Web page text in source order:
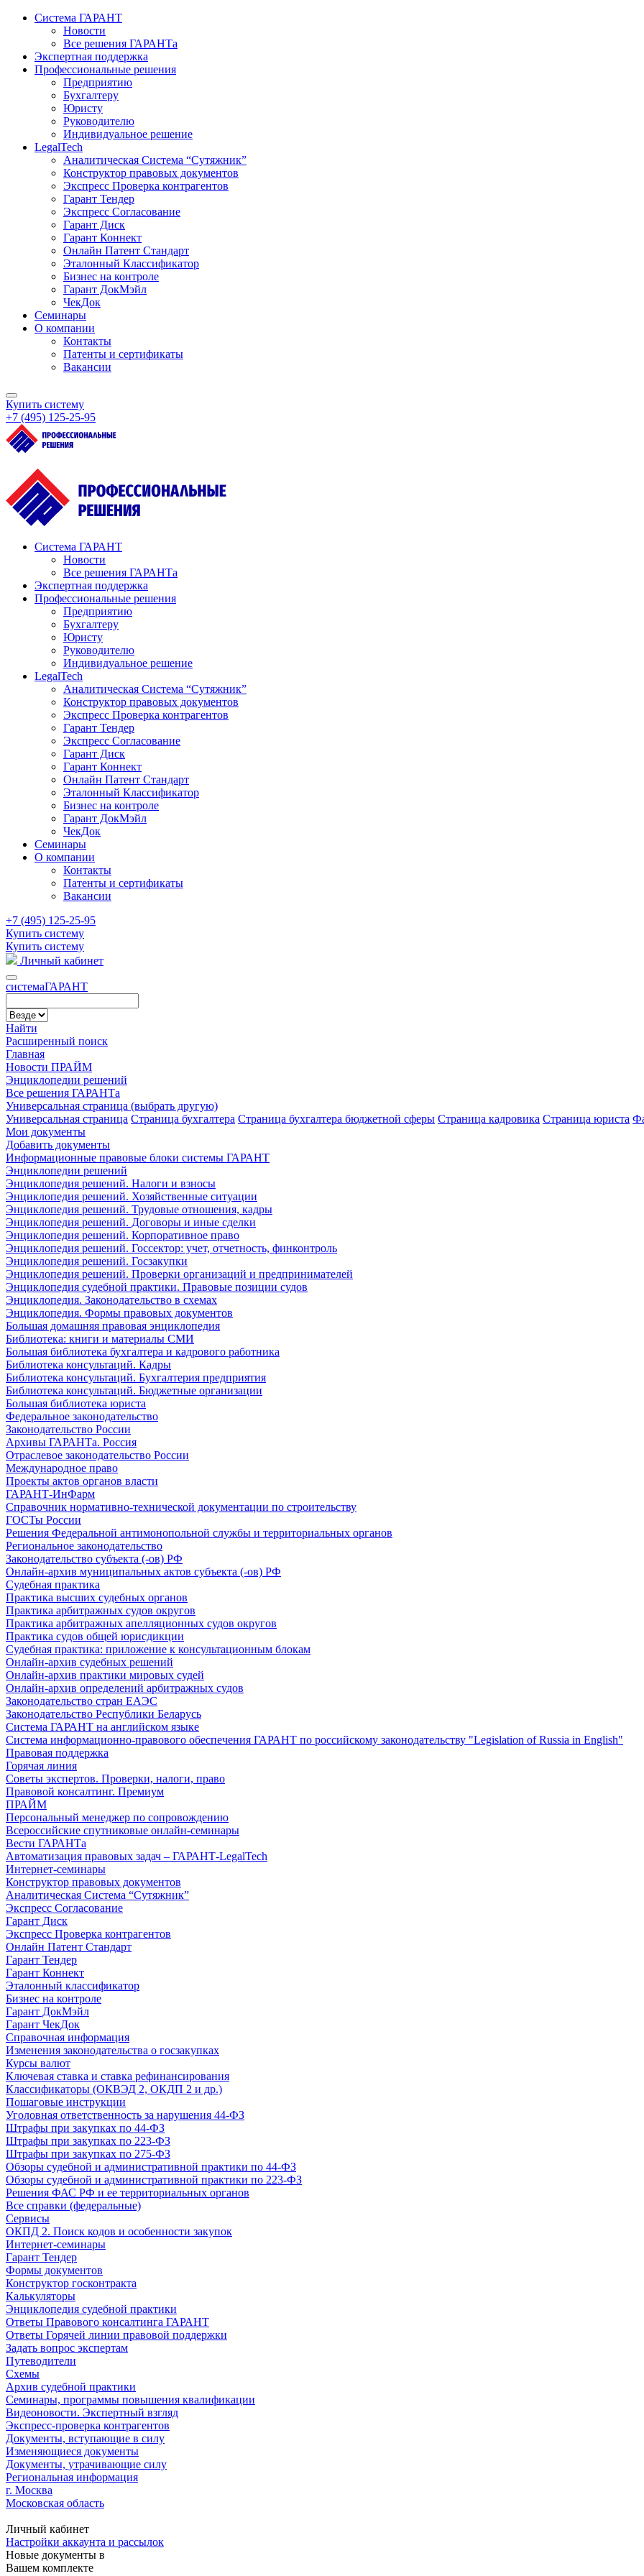
Система ГАРАНТ
Новости
Все решения ГАРАНТа
Экспертная поддержка
Профессиональные решения
Предприятию
Бухгалтеру
Юристу
Руководителю
Индивидуальное решение
LegalTech
Аналитическая Система “Сутяжник”
Конструктор правовых документов
Экспресс Проверка контрагентов
Гарант Тендер
Экспресс Согласование
Гарант Диск
Гарант Коннект
Онлайн Патент Стандарт
Эталонный Классификатор
Бизнес на контроле
Гарант ДокМэйл
ЧекДок
Семинары
О компании
Контакты
Патенты и сертификаты
Вакансии
Купить систему
+7 (495) 125‑25‑95
Система ГАРАНТ
Новости
Все решения ГАРАНТа
Экспертная поддержка
Профессиональные решения
Предприятию
Бухгалтеру
Юристу
Руководителю
Индивидуальное решение
LegalTech
Аналитическая Система “Сутяжник”
Конструктор правовых документов
Экспресс Проверка контрагентов
Гарант Тендер
Экспресс Согласование
Гарант Диск
Гарант Коннект
Онлайн Патент Стандарт
Эталонный Классификатор
Бизнес на контроле
Гарант ДокМэйл
ЧекДок
Семинары
О компании
Контакты
Патенты и сертификаты
Вакансии
+7 (495) 125-25-95
Купить систему
Купить систему
Личный кабинет
cистемаГАРАНТ
Найти
Расширенный поиск
Главная
Новости ПРАЙМ
Энциклопедии решений
Все решения ГАРАНТа
Универсальная страница (выбрать другую)
Универсальная страница Страница бухгалтера Страница бухгалтера бюджетной сферы Страница кадровика Страница юриста
Мои документы
Добавить документы
Информационные правовые блоки системы ГАРАНТ
Энциклопедии решений
Энциклопедия решений. Налоги и взносы
Энциклопедия решений. Хозяйственные ситуации
Энциклопедия решений. Трудовые отношения, кадры
Энциклопедия решений. Договоры и иные сделки
Энциклопедия решений. Корпоративное право
Энциклопедия решений. Госсектор: учет, отчетность, финконтроль
Энциклопедия решений. Госзакупки
Энциклопедия решений. Проверки организаций и предпринимателей
Энциклопедия судебной практики. Правовые позиции судов
Энциклопедия. Законодательство в схемах
Энциклопедия. Формы правовых документов
Большая домашняя правовая энциклопедия
Библиотека: книги и материалы СМИ
Большая библиотека бухгалтера и кадрового работника
Библиотека консультаций. Кадры
Библиотека консультаций. Бухгалтерия предприятия
Библиотека консультаций. Бюджетные организации
Большая библиотека юриста
Федеральное законодательство
Законодательство России
Архивы ГАРАНТа. Россия
Отраслевое законодательство России
Международное право
Проекты актов органов власти
ГАРАНТ-ИнФарм
Справочник нормативно-технической документации по строительству
ГОСТы России
Решения Федеральной антимонопольной службы и территориальных органов
Региональное законодательство
Законодательство субъекта (-ов) РФ
Онлайн-архив муниципальных актов субъекта (-ов) РФ
Судебная практика
Практика высших судебных органов
Практика арбитражных судов округов
Практика арбитражных апелляционных судов округов
Практика судов общей юрисдикции
Судебная практика: приложение к консультационным блокам
Онлайн-архив судебных решений
Онлайн-архив практики мировых судей
Онлайн-архив определений арбитражных судов
Законодательство стран ЕАЭС
Законодательство Республики Беларусь
Система ГАРАНТ на английском языке
Система информационно-правового обеспечения ГАРАНТ по российскому законодательству "Legislation of Russia in English"
Правовая поддержка
Горячая линия
Советы экспертов. Проверки, налоги, право
Правовой консалтинг. Премиум
ПРАЙМ
Персональный менеджер по сопровождению
Всероссийские спутниковые онлайн-семинары
Вести ГАРАНТа
Автоматизация правовых задач – ГАРАНТ-LegalTech
Интернет-семинары
Конструктор правовых документов
Аналитическая Система “Сутяжник”
Экспресс Согласование
Гарант Диск
Экспресс Проверка контрагентов
Онлайн Патент Стандарт
Гарант Тендер
Гарант Коннект
Эталонный классификатор
Бизнес на контроле
Гарант ДокМэйл
Гарант ЧекДок
Справочная информация
Изменения законодательства о госзакупках
Курсы валют
Ключевая ставка и ставка рефинансирования
Классификаторы (ОКВЭД 2, ОКДП 2 и др.)
Пошаговые инструкции
Уголовная ответственность за нарушения 44-ФЗ
Штрафы при закупках по 44-ФЗ
Штрафы при закупках по 223-ФЗ
Штрафы при закупках по 275-ФЗ
Обзоры судебной и административной практики по 44-ФЗ
Обзоры судебной и административной практики по 223-ФЗ
Решения ФАС РФ и ее территориальных органов
Все справки (федеральные)
Сервисы
ОКПД 2. Поиск кодов и особенности закупок
Интернет-семинары
Гарант Тендер
Формы документов
Конструктор госконтракта
Калькуляторы
Энциклопедия судебной практики
Ответы Правового консалтинга ГАРАНТ
Ответы Горячей линии правовой поддержки
Задать вопрос экспертам
Путеводители
Схемы
Архив судебной практики
Семинары, программы повышения квалификации
Видеоновости. Экспертный взгляд
Экспресс-проверка контрагентов
Документы, вступающие в силу
Изменяющиеся документы
Документы, утрачивающие силу
Региональная информация
г. Москва
Московская область
Личный кабинет
Настройки аккаунта и рассылок
Новые документы в
Вашем комплекте